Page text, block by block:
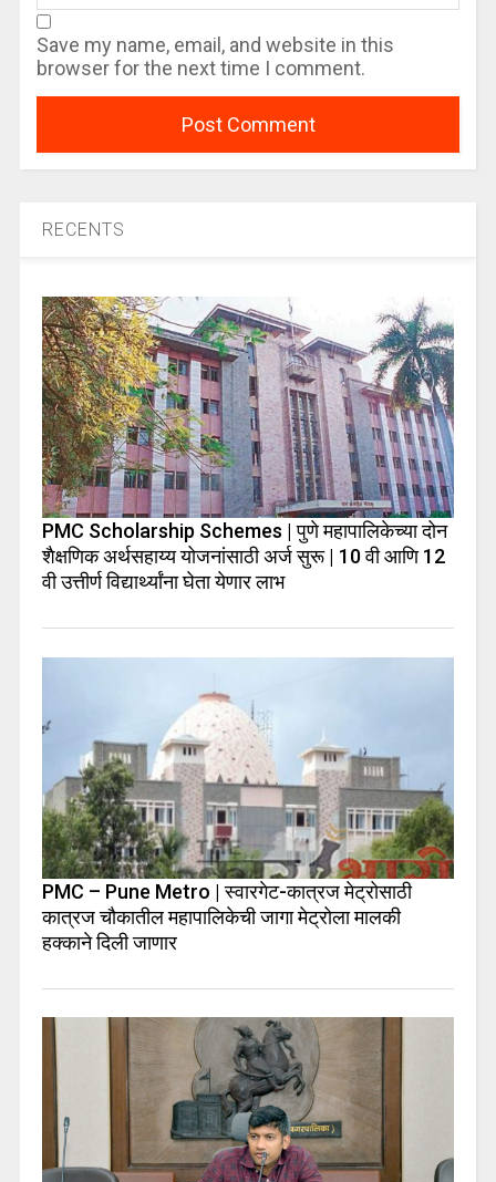
Save my name, email, and website in this
browser for the next time I comment.
RECENTS
PMC Scholarship Schemes | पुणे महापालिकेच्या दोन
शैक्षणिक अर्थसहाय्य योजनांसाठी अर्ज सुरू | 10 वी आणि 12
वी उत्तीर्ण विद्यार्थ्यांना घेता येणार लाभ
PMC – Pune Metro | स्वारगेट-कात्रज मेट्रोसाठी
कात्रज चौकातील महापालिकेची जागा मेट्रोला मालकी
हक्काने दिली जाणार